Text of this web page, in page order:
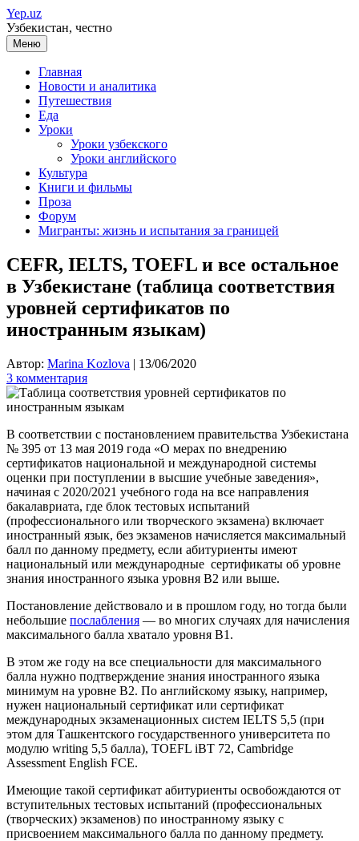
Перейти
к
содержимому
Yep.uz
Узбекистан, честно
Меню
Главная
Новости и аналитика
Путешествия
Еда
Уроки
Уроки узбекского
Уроки английского
Культура
Книги и фильмы
Проза
Форум
Мигранты: жизнь и испытания за границей
CEFR, IELTS, TOEFL и все остальное
в Узбекистане (таблица соответствия
уровней сертификатов по
иностранным языкам)
Автор: Marina Kozlova | 13/06/2020
3 комментария
В соответствии с постановлением правительства Узбекистана
№ 395 от 13 мая 2019 года «О мерах по внедрению
сертификатов национальной и международной системы
оценки при поступлении в высшие учебные заведения»,
начиная с 2020/2021 учебного года на все направления
бакалавриата, где блок тестовых испытаний
(профессионального или творческого экзамена) включает
иностранный язык, без экзаменов начисляется максимальный
балл по данному предмету, если абитуриенты имеют
национальный или международные сертификаты об уровне
знания иностранного языка уровня B2 или выше.
Постановление действовало и в прошлом году, но тогда были
небольшие послабления — во многих случаях для начисления
максимального балла хватало уровня B1.
В этом же году на все специальности для максимального
балла нужно подтверждение знания иностранного языка
минимум на уровне B2. По английскому языку, например,
нужен национальный сертификат или сертификат
международных экзаменационных систем IELTS 5,5 (при
этом для Ташкентского государственного университета по
модулю writing 5,5 балла), TOEFL iВТ 72, Cambridge
Assessment English FCE.
Имеющие такой сертификат абитуриенты освобождаются от
вступительных тестовых испытаний (профессиональных
(творческих) экзаменов) по иностранному языку с
присвоением максимального балла по данному предмету.